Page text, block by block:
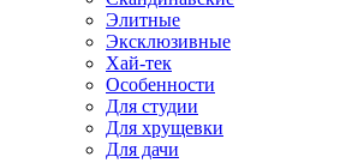
Элитные
Эксклюзивные
Хай-тек
Особенности
Для студии
Для хрущевки
Для дачи